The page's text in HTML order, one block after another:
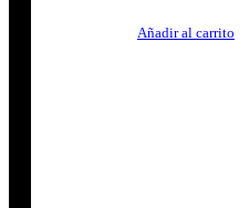
Añadir al carrito